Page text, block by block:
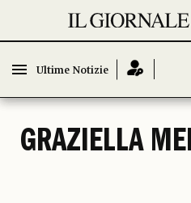
Ultime Notizie
Ultime Notizie
GRAZIELLA